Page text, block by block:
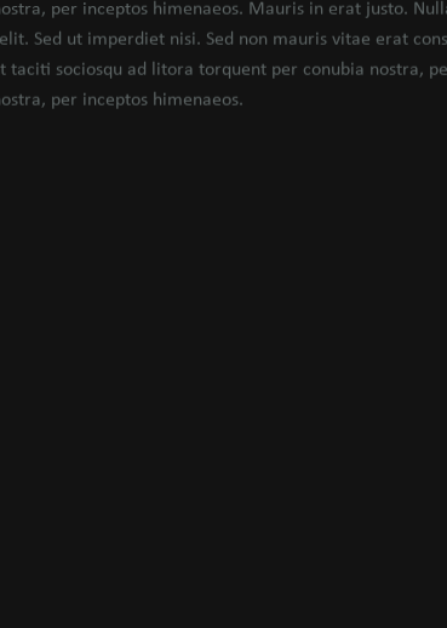
per inceptos himenaeos. Mauris in erat justo.
Sed ut imperdiet nisi. Sed non mauris vitae erat
taciti sociosqu ad litora torquent per conubia nostra,
per inceptos himenaeos.